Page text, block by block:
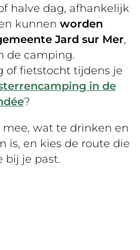
halve dag, afhankelijk
kunnen worden
Jard sur Mer,
de camping.
of fietstocht tijdens je
in de
?
wat te drinken en
is, en kies de route die
bij je past.